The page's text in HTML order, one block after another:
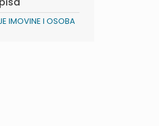
IMOVINE I OSOBA